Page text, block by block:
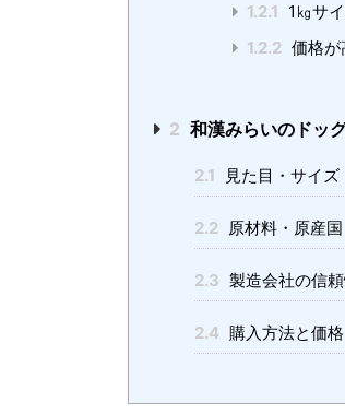
1.2.1 1㎏サ
1.2.2 価格が
2 和漢みらいのドッ
2.1 見た目・サイズ
2.2 原材料・原産国
2.3 製造会社の信
2.4 購入方法と価格